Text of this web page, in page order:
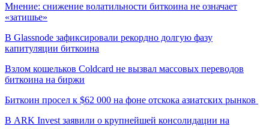
Мнение: снижение волатильности биткоина не означает
«затишье»
В Glassnode зафиксировали рекордно долгую фазу
капитуляции биткоина
Взлом кошельков Coldcard не вызвал массовых переводов
биткоина на биржи
Биткоин просел к $62 000 на фоне отскока азиатских рынков
В ARK Invest заявили о крупнейшей консолидации на